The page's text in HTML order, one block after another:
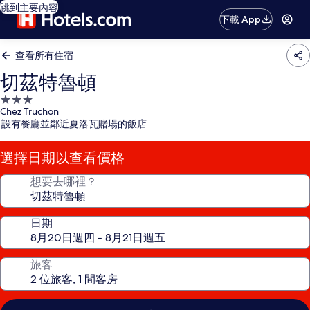
跳到主要內容
下載 App
查看所有住宿
切茲特魯頓
3.0
星
級
住
宿
Chez Truchon
設有餐廳並鄰近夏洛瓦賭場的飯店
選擇日期以查看價格
想要去哪裡？
日期
旅客